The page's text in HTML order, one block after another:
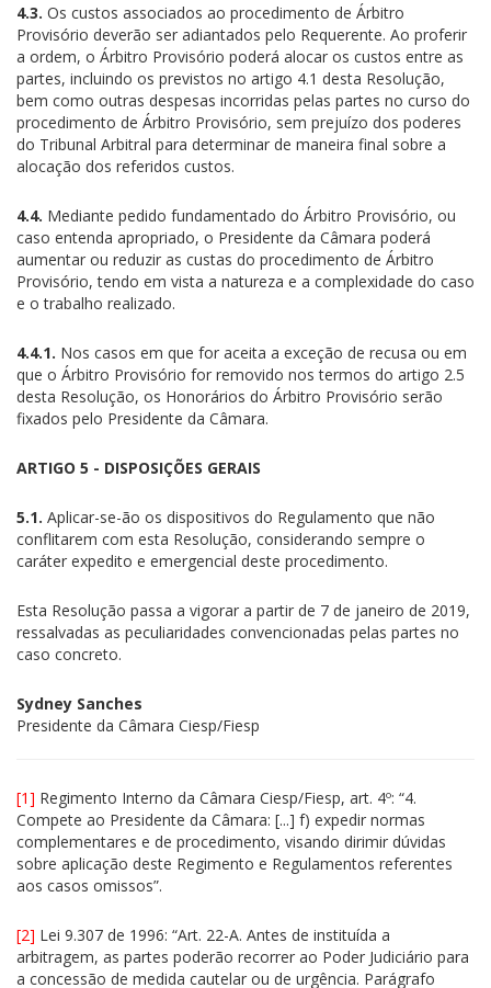
4.3. Os custos associados ao procedimento de Árbitro
Provisório deverão ser adiantados pelo Requerente. Ao proferir
a ordem, o Árbitro Provisório poderá alocar os custos entre as
partes, incluindo os previstos no artigo 4.1 desta Resolução,
bem como outras despesas incorridas pelas partes no curso do
procedimento de Árbitro Provisório, sem prejuízo dos poderes
do Tribunal Arbitral para determinar de maneira final sobre a
alocação dos referidos custos.
4.4. Mediante pedido fundamentado do Árbitro Provisório, ou
caso entenda apropriado, o Presidente da Câmara poderá
aumentar ou reduzir as custas do procedimento de Árbitro
Provisório, tendo em vista a natureza e a complexidade do caso
e o trabalho realizado.
4.4.1. Nos casos em que for aceita a exceção de recusa ou em
que o Árbitro Provisório for removido nos termos do artigo 2.5
desta Resolução, os Honorários do Árbitro Provisório serão
fixados pelo Presidente da Câmara.
ARTIGO 5 - DISPOSIÇÕES GERAIS
5.1. Aplicar-se-ão os dispositivos do Regulamento que não
conflitarem com esta Resolução, considerando sempre o
caráter expedito e emergencial deste procedimento.
Esta Resolução passa a vigorar a partir de 7 de janeiro de 2019,
ressalvadas as peculiaridades convencionadas pelas partes no
caso concreto.
Sydney Sanches
Presidente da Câmara Ciesp/Fiesp
[1] Regimento Interno da Câmara Ciesp/Fiesp, art. 4º: “4.
Compete ao Presidente da Câmara: [...] f) expedir normas
complementares e de procedimento, visando dirimir dúvidas
sobre aplicação deste Regimento e Regulamentos referentes
aos casos omissos”.
[2] Lei 9.307 de 1996: “Art. 22-A. Antes de instituída a
arbitragem, as partes poderão recorrer ao Poder Judiciário para
a concessão de medida cautelar ou de urgência. Parágrafo